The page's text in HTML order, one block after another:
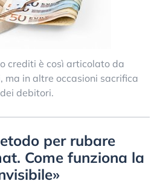
crediti è così articolato da
ma in altre occasioni sacrifica
debitori.
per rubare
Come funziona la